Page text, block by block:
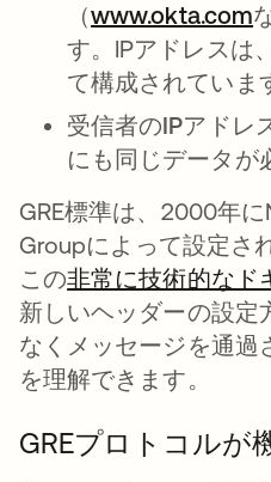
（www.okta.com
す。IPアドレスは
て構成されていま
受信者のIPアドレ
にも同じデータが
GRE標準は、2000年
Groupによって設定さ
この非常に技術的なド
新しいヘッダーの設定
なくメッセージを通過
を理解できます。
GREプロトコルが